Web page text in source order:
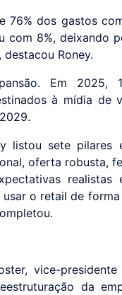
76% dos gastos
com 8%, deixando
Roney.
Em 2025,
à mídia de
listou sete pilares
oferta robusta,
realistas
usar o retail de
vice-
da